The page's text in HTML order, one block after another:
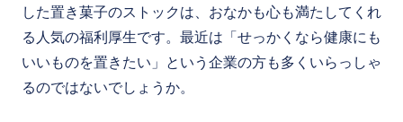
した置き菓子のストックは、おなかも心も満たしてくれ
る人気の福利厚生です。最近は「せっかくなら健康にも
いいものを置きたい」という企業の方も多くいらっしゃ
るのではないでしょうか。